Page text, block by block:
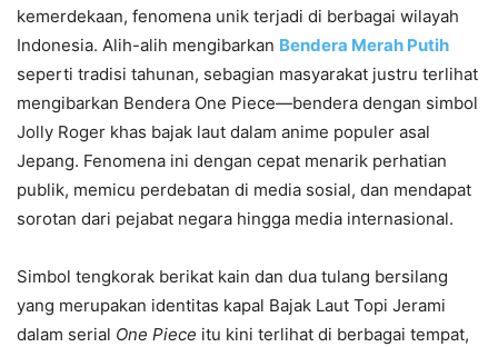
kemerdekaan, fenomena unik terjadi di berbagai wilayah
Indonesia. Alih-alih mengibarkan Bendera Merah Putih
seperti tradisi tahunan, sebagian masyarakat justru terlihat
mengibarkan Bendera One Piece—bendera dengan simbol
Jolly Roger khas bajak laut dalam anime populer asal
Jepang. Fenomena ini dengan cepat menarik perhatian
publik, memicu perdebatan di media sosial, dan mendapat
sorotan dari pejabat negara hingga media internasional.
Simbol tengkorak berikat kain dan dua tulang bersilang
yang merupakan identitas kapal Bajak Laut Topi Jerami
dalam serial One Piece itu kini terlihat di berbagai tempat,